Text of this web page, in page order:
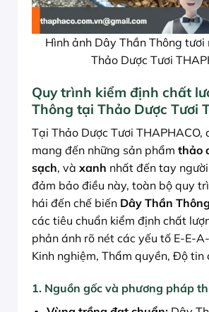
Hình ảnh Dây Thần Thông
Thảo Dược Tươi
Quy trình kiểm định chất
Thông tại Thảo Dược Tươi
Tại Thảo Dược Tươi THAPHACO,
mang đến những sản phẩm thảo
sạch, và xanh nhất đến tay
đảm bảo điều này, toàn bộ quy
hái đến chế biến Dây Thần Thông
các tiêu chuẩn kiểm định chất
phản ánh rõ nét các yếu tố E-E-
Kinh nghiệm, Thẩm quyền, Độ tin
1. Nguồn gốc và phương pháp